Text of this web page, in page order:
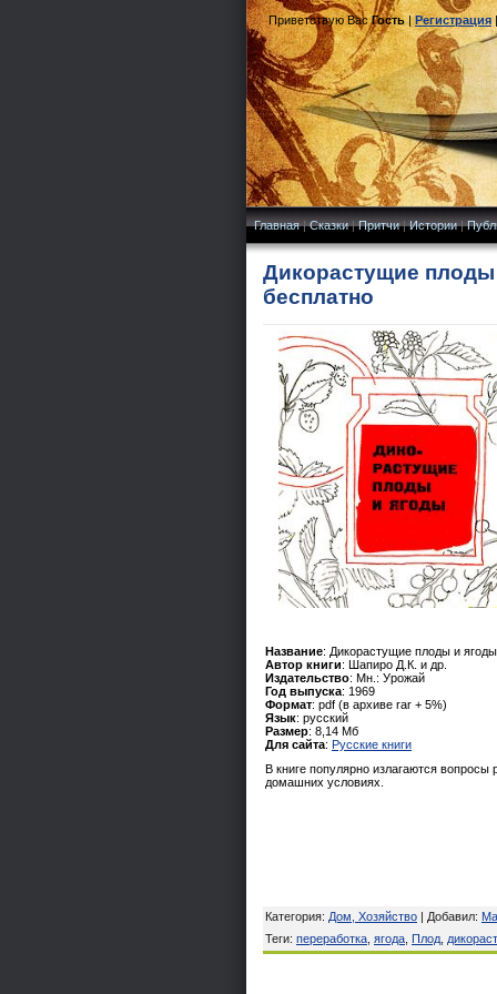
Приветствую Вас Гость|Регистрация
Главная|Сказки|Притчи|Истории|
Дикорастущие
бесплатно
Название: Дикорастущие плоды и ягоды
Автор книги: Шапиро Д.К. и др.
Издательство: Мн.: Урожай
Год выпуска: 1969
Формат: pdf (в архиве rar + 5%)
Язык: русcкий
Размер: 8,14 Мб
Для сайта: Русские книги
В книге популярно излагаются
домашних условиях.
Категория: Дом, Хозяйство | Добавил:
Теги: переработка ягода Плод